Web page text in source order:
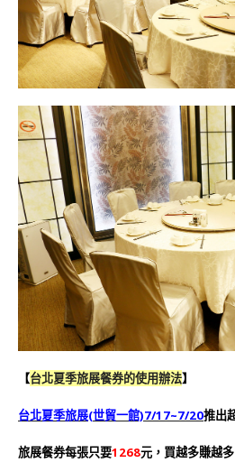
【台北夏季旅展餐券的使用辦法】
台北夏季旅展(世貿一館)7/17~7/20推出
旅展餐券每張只要1268元，買越多賺越多